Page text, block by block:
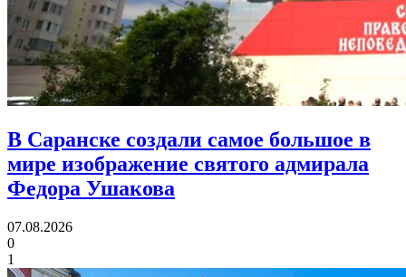
В Саранске создали самое большое в
мире изображение святого адмирала
Федора Ушакова
07.08.2026
0
1